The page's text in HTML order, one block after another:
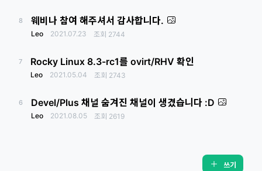
8 웨비나 참여 해주셔서 감사합니다.
Leo 2021.07.23 조회 2744
7 Rocky Linux 8.3-rc1를 ovirt/RHV 확인
Leo 2021.05.04 조회 2743
6 Devel/Plus 채널 숨겨진 채널이 생겼습니다 :D
Leo 2021.08.05 조회 2619
쓰기